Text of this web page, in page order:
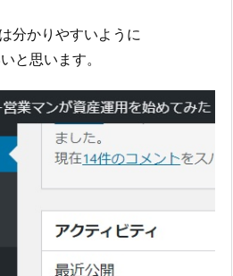
分かりやすいように
と思います。